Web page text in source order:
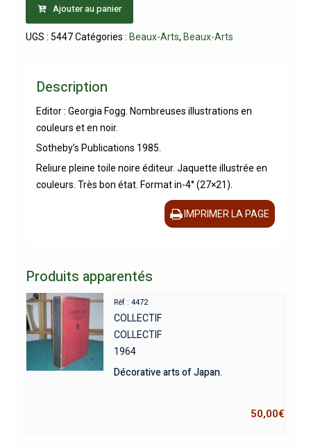
Ajouter au panier
UGS : 5447 Catégories : Beaux-Arts, Beaux-Arts
Description
Editor : Georgia Fogg. Nombreuses illustrations en
couleurs et en noir.
Sotheby’s Publications 1985.
Reliure pleine toile noire éditeur. Jaquette illustrée en
couleurs. Très bon état. Format in-4° (27×21).
IMPRIMER LA PAGE
Produits apparentés
Réf : 4472
COLLECTIF
COLLECTIF
1964
Décorative arts of Japan.
50,00€